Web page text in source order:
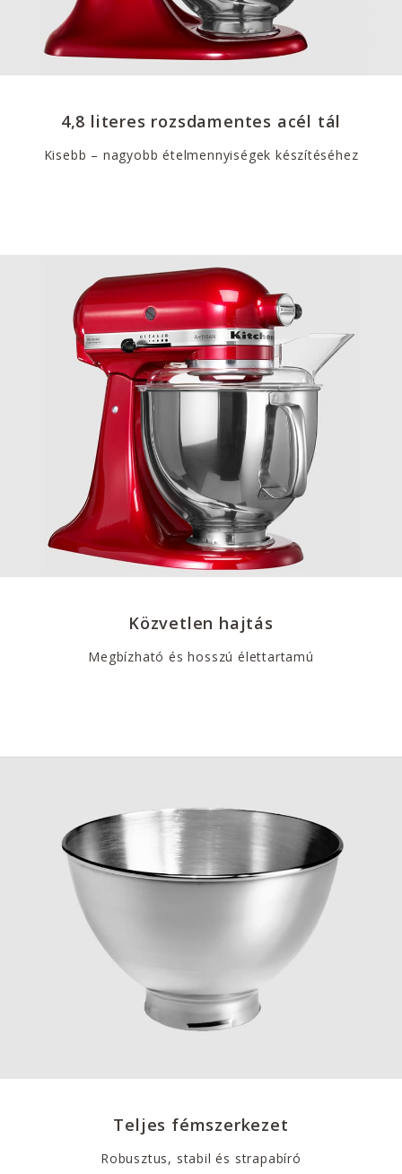
4,8 literes rozsdamentes acél tál
Kisebb – nagyobb ételmennyiségek készítéséhez
Közvetlen hajtás
Megbízható és hosszú élettartamú
Teljes fémszerkezet
Robusztus, stabil és strapabíró